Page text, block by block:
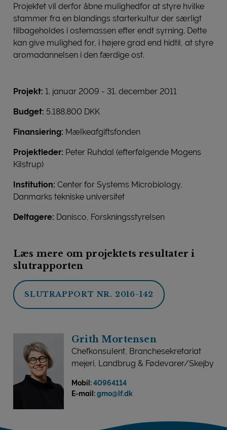
Projektet vil derfor åbne mulighedfor at styre hvilke
stammer fra en blandings starterkultur der særligt
tilbageholdes i ostemassen efter endt syrning. Dette
kan give mulighed for, i højere grad end hidtil, at styre
aromadannelsen i den færdige ost.
Projekt: 1. januar 2009 - 31. december 2011
Budget: 5.188.800 DKK
Finansiering: Mælkeafgiftsfonden
Projektleder: Peter Ruhdal (efterfølgende Mogens
Kilstrup)
Institution: Center for Systems Microbiology,
Danmarks tekniske universitet
Deltagere: Danisco, Forskningsstyrelsen
Læs mere om projektets resultater i
slutrapporten
SLUTRAPPORT NR. 2016-142
Grith Mortensen
Chefkonsulent, Branchesekretariat
mejeri, Landbrug & Fødevarer/Skejby
Mobil:40964114
E-mail:gmo@lf.dk